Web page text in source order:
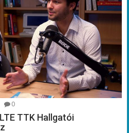
0
TTK Hallgatói